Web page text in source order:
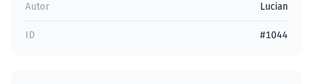
Autor Lucian
ID #1044